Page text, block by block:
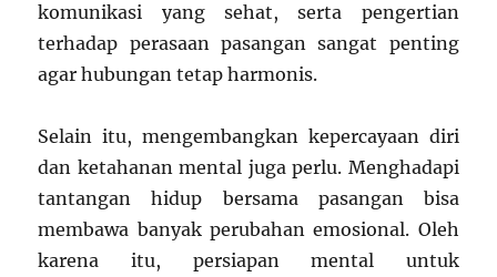
komunikasi yang sehat, serta pengertian
terhadap perasaan pasangan sangat penting
agar hubungan tetap harmonis.
Selain itu, mengembangkan kepercayaan diri
dan ketahanan mental juga perlu. Menghadapi
tantangan hidup bersama pasangan bisa
membawa banyak perubahan emosional. Oleh
karena itu, persiapan mental untuk